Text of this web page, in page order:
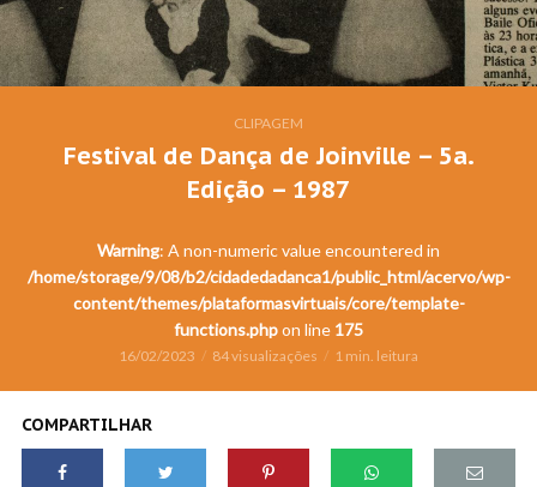
CLIPAGEM
Festival de Dança de Joinville – 5a.
Edição – 1987
Warning: A non-numeric value encountered in
/home/storage/9/08/b2/cidadedadanca1/public_html/acervo/wp-
content/themes/plataformasvirtuais/core/template-
functions.phpon line 175
16/02/2023 84 visualizações 1 min. leitura
COMPARTILHAR